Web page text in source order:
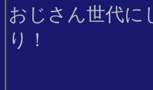
おじさん世代に
り！